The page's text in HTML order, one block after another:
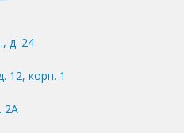
д. 24
12, корп. 1
2А